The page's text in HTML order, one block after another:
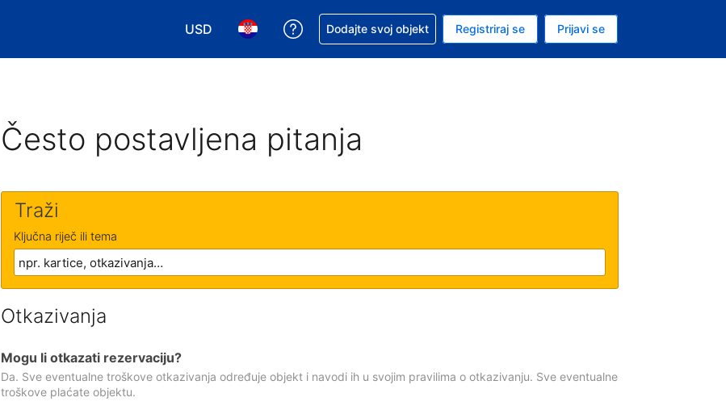
USD
Odaberite valutu. Vaša je trenutačna valuta Američki dolar
Odaberite svoj jezik. Vaš je trenutačni jezik Hrvatskom
Zatražite pomoć sa svojom rezervacijom
Dodajte svoj objekt Registriraj se Prijavi se
Često postavljena pitanja
Traži
Ključna riječ ili tema
Otkazivanja
Mogu li otkazati rezervaciju?
Da. Sve eventualne troškove otkazivanja određuje objekt i navodi ih u svojim pravilima o otkazivanju. Sve eventualne
troškove plaćate objektu.